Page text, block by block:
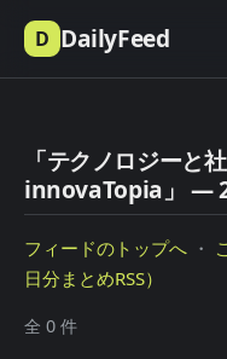
D DailyFeed
「テクノロジーと
innovaTopia」 —
フィードのトップへ ・
日分まとめRSS）
全 0 件